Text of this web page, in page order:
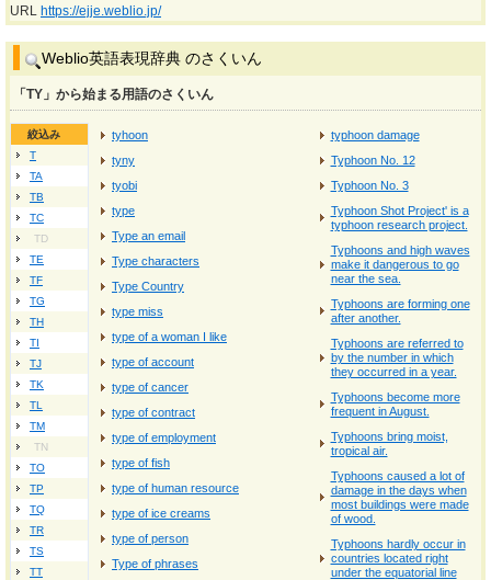
URL https://ejje.weblio.jp/
Weblio英語表現辞典 のさくいん
「TY」から始まる用語のさくいん
絞込み
T
TA
TB
TC
TD
TE
TF
TG
TH
TI
TJ
TK
TL
TM
TN
TO
TP
TQ
TR
TS
TT
tyhoon
tyny
tyobi
type
Type an email
Type characters
Type Country
type miss
type of a woman I like
type of account
type of cancer
type of contract
type of employment
type of fish
type of human resource
type of ice creams
type of person
Type of phrases
typhoon damage
Typhoon No. 12
Typhoon No. 3
Typhoon Shot Project' is a
typhoon research project.
Typhoons and high waves
make it dangerous to go
near the sea.
Typhoons are forming one
after another.
Typhoons are referred to
by the number in which
they occurred in a year.
Typhoons become more
frequent in August.
Typhoons bring moist,
tropical air.
Typhoons caused a lot of
damage in the days when
most buildings were made
of wood.
Typhoons hardly occur in
countries located right
under the equatorial line